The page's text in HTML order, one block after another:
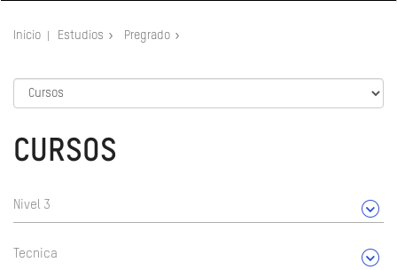
Inicio Estudios Pregrado
CURSOS
Nivel 3
Tecnica